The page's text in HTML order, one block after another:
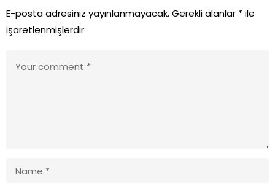
E-posta adresiniz yayınlanmayacak. Gerekli alanlar *ile
işaretlenmişlerdir